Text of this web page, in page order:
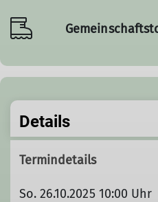
Details
Termindetails
So. 26.10.2025 10:00 Uhr